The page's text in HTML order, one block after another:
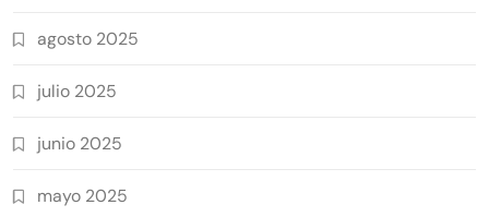
agosto 2025
julio 2025
junio 2025
mayo 2025